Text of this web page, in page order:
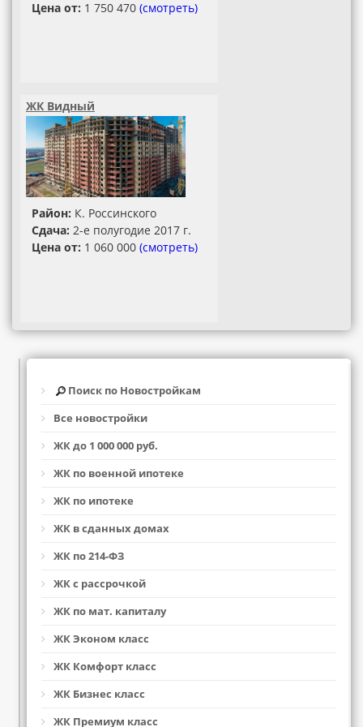
Цена от: 1 750 470 (смотреть)
ЖК Видный
Район: К. Россинского
Сдача: 2-е полугодие 2017 г.
Цена от: 1 060 000 (смотреть)
Поиск по Новостройкам
Все новостройки
ЖК до 1 000 000 руб.
ЖК по военной ипотеке
ЖК по ипотеке
ЖК в сданных домах
ЖК по 214-ФЗ
ЖК с рассрочкой
ЖК по мат. капиталу
ЖК Эконом класс
ЖК Комфорт класс
ЖК Бизнес класс
ЖК Премиум класс